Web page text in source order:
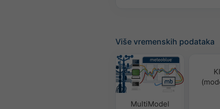
Više vremenskih podataka
MultiModel